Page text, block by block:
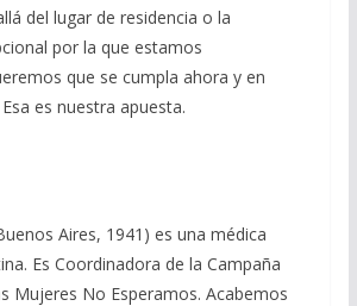
del lugar de residencia o la
por la que estamos
que se cumpla ahora y en
es nuestra apuesta.
Aires, 1941) es una médica
Es Coordinadora de la Campaña
Mujeres No Esperamos. Acabemos